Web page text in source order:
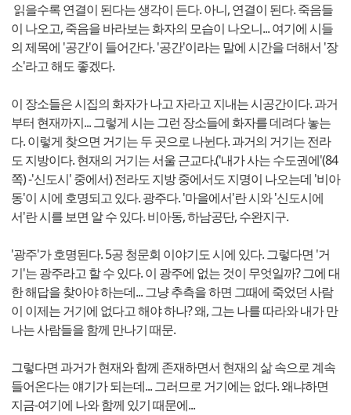
읽을수록 연결이 된다는 생각이 든다. 아니, 연결이 된다. 죽음들
이 나오고, 죽음을 바라보는 화자의 모습이 나오니... 여기에 시들
의 제목에 '공간'이 들어간다. '공간'이라는 말에 시간을 더해서 '장
소'라고 해도 좋겠다.
이 장소들은 시집의 화자가 나고 자라고 지내는 시공간이다. 과거
부터 현재까지... 그렇게 시는 그런 장소들에 화자를 데려다 놓는
다. 이렇게 찾으면 거기는 두 곳으로 나뉜다. 과거의 거기는 전라
도 지방이다. 현재의 거기는 서울 근교다.('내가 사는 수도권에'(84
쪽) -'신도시' 중에서) 전라도 지방 중에서도 지명이 나오는데 '비아
동'이 시에 호명되고 있다. 광주다. '마을에서'란 시와 '신도시에
서'란 시를 보면 알 수 있다. 비아동, 하남공단, 수완지구.
'광주'가 호명된다. 5공 청문회 이야기도 시에 있다. 그렇다면 '거
기'는 광주라고 할 수 있다. 이 광주에 없는 것이 무엇일까? 그에 대
한 해답을 찾아야 하는데... 그냥 추측을 하면 그때에 죽었던 사람
이 이제는 거기에 없다고 해야 하나? 왜, 그는 나를 따라와 내가 만
나는 사람들을 함께 만나기 때문.
그렇다면 과거가 현재와 함께 존재하면서 현재의 삶 속으로 계속
들어온다는 얘기가 되는데... 그러므로 거기에는 없다. 왜냐하면
지금-여기에 나와 함께 있기 때문에...